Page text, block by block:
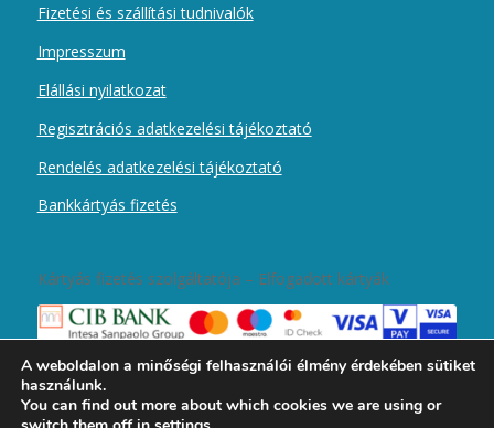
Fizetési és szállítási tudnivalók
Impresszum
Elállási nyilatkozat
Regisztrációs adatkezelési tájékoztató
Rendelés adatkezelési tájékoztató
Bankkártyás fizetés
Kártyás fizetés szolgáltatója – Elfogadott kártyák
A weboldalon a minőségi felhasználói élmény érdekében sütiket
használunk.
You can find out more about which cookies we are using or